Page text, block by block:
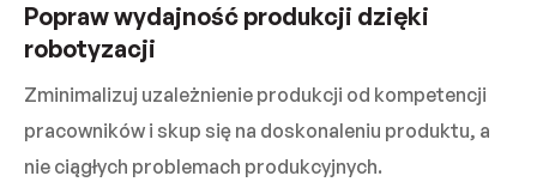
Popraw wydajność produkcji dzięki
robotyzacji
Zminimalizuj uzależnienie produkcji od kompetencji
pracowników i skup się na doskonaleniu produktu, a
nie ciągłych problemach produkcyjnych.